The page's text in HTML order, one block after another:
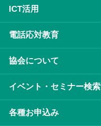
ICT活⽤
電話応対教育
協会について
イベント・セミナー検索
各種お申込み